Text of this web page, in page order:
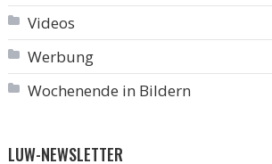
Videos
Werbung
Wochenende in Bildern
LUW-NEWSLETTER